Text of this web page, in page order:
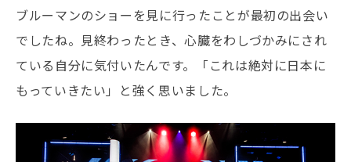
ブルーマンのショーを見に行ったことが最初の出会い
でしたね。見終わったとき、心臓をわしづかみにされ
ている自分に気付いたんです。「これは絶対に日本に
もっていきたい」と強く思いました。